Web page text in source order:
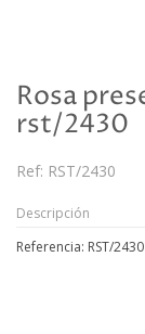
Rosa
rst/2430
Ref: RST/2430
Descripción
Referencia: RST/2430